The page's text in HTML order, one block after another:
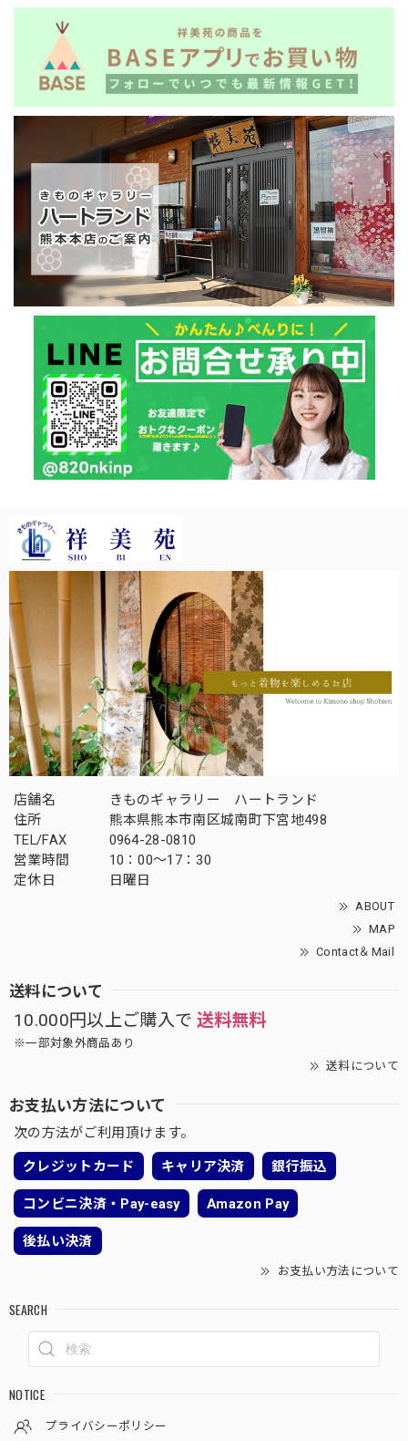
店舗名
きものギャラリー ハートランド
住所
熊本県熊本市南区城南町下宮地498
TEL/FAX
0964-28-0810
営業時間
10：00～17：30
定休日
日曜日
ABOUT
MAP
Contact＆Mail
送料について
10.000円以上ご購入で 送料無料
※一部対象外商品あり
送料について
お支払い方法について
次の方法がご利用頂けます。
クレジットカード キャリア決済 銀行振込
コンビニ決済・Pay-easy Amazon Pay
後払い決済
お支払い方法について
SEARCH
NOTICE
プライバシーポリシー